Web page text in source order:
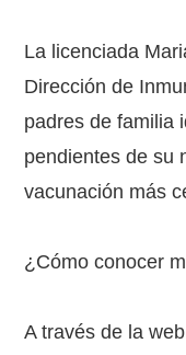
La licenciada
Dirección de
padres de familia
pendientes de su
vacunación más
¿Cómo conocer
A través de la